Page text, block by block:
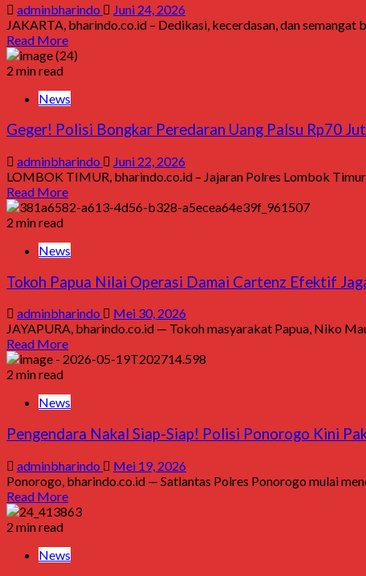
adminbharindo
Juni 24, 2026
JAKARTA, bharindo.co.id – Dedikasi, kecerdasan, dan semangat
Read More
2 min read
News
Geger! Polisi Bongkar Peredaran Uang Palsu Rp70
adminbharindo
Juni 22, 2026
LOMBOK TIMUR, bharindo.co.id – Jajaran Polres Lombok
Read More
2 min read
News
Tokoh Papua Nilai Operasi Damai Cartenz Efektif
adminbharindo
Mei 30, 2026
JAYAPURA, bharindo.co.id — Tokoh masyarakat Papua, Niko
Read More
2 min read
News
Pengendara Nakal Siap-Siap! Polisi Ponorogo Kini
adminbharindo
Mei 19, 2026
Ponorogo, bharindo.co.id — Satlantas Polres Ponorogo mulai
Read More
2 min read
News